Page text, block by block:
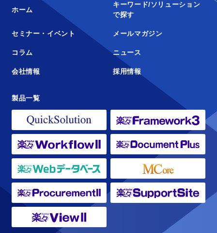
ホーム
キーワード/ソリューション
で探す
セミナー・イベント メールマガジン
コラム ニュース
会社情報 採用情報
製品一覧